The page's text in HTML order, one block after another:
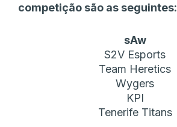
competição são as seguintes:
sAw
S2V Esports
Team Heretics
Wygers
KPI
Tenerife Titans